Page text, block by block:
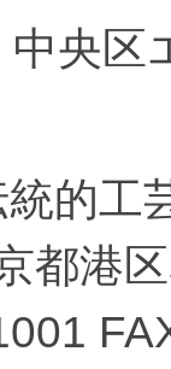
中央
的工
都港